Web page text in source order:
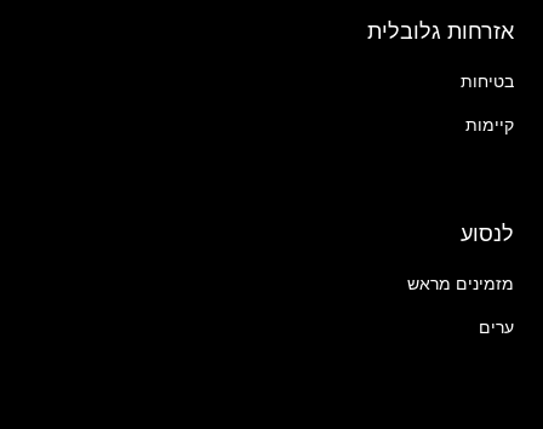
אזרחות גלובלית
בטיחות
קיימות
לנסוע
מזמינים מראש
ערים